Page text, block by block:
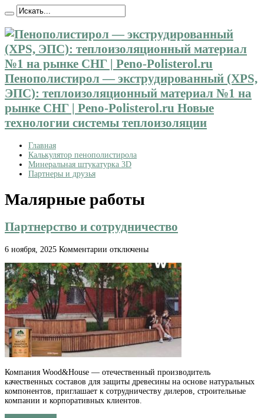
Пенополистирол — экструдированный (XPS,
ЭПС): теплоизоляционный материал №1 на
рынке СНГ | Peno-Polisterol.ru Новые
технологии системы теплоизоляции
Главная
Калькулятор пенополистирола
Минеральная штукатурка 3D
Партнеры и друзья
Малярные работы
Партнерство и сотрудничество
6 ноября, 2025 Комментарии к
Партнерство
и
сотрудничество
отключены
Компания Wood&House — отечественный производитель
качественных составов для защиты древесины на основе натуральных
компонентов, приглашает к сотрудничеству дилеров, строительные
компании и корпоративных клиентов.